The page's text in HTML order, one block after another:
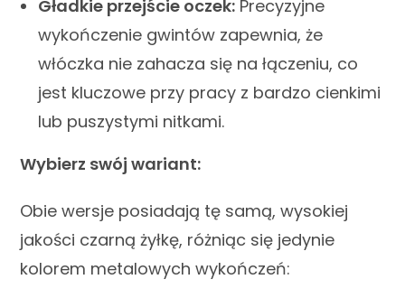
Gładkie przejście oczek: Precyzyjne
wykończenie gwintów zapewnia, że
włóczka nie zahacza się na łączeniu, co
jest kluczowe przy pracy z bardzo cienkimi
lub puszystymi nitkami.
Wybierz swój wariant:
Obie wersje posiadają tę samą, wysokiej
jakości czarną żyłkę, różniąc się jedynie
kolorem metalowych wykończeń: